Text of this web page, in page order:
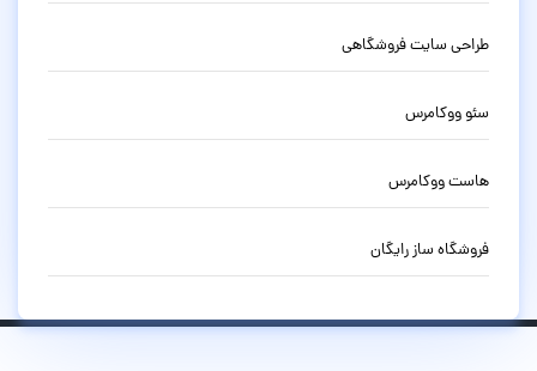
طراحی سایت فروشگاهی
سئو ووکامرس
هاست ووکامرس
فروشگاه ساز رایگان